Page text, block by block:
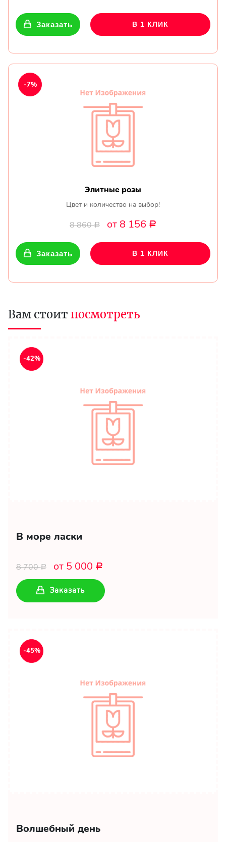
Заказать В 1 КЛИК
Элитные розы
Цвет и количество на выбор!
8 860Р от 8 156 Р
-7%
Заказать В 1 КЛИК
Вам стоит посмотреть
-42%
В море ласки
8 700Р от 5 000 Р
Заказать
-45%
Волшебный день